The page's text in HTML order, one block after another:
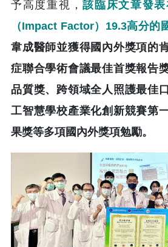
予高度重視，該臨床文章發
（Impact Factor）19.3高分的
韋成醫師並獲得國內外獎項的
症聯合學術會議最佳首獎報告
品質獎、跨領域全人照護最佳
工智慧學校產業化創新競賽第
果獎等多項國內外獎項勉勵。